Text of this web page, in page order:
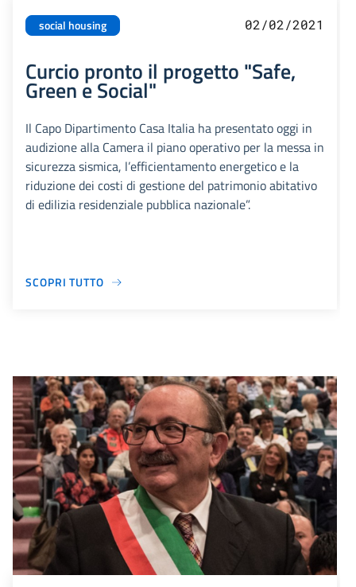
social housing 02/02/2021
Curcio pronto il progetto "Safe,
Green e Social"
Il Capo Dipartimento Casa Italia ha presentato oggi in
audizione alla Camera il piano operativo per la messa in
sicurezza sismica, l’efficientamento energetico e la
riduzione dei costi di gestione del patrimonio abitativo
di edilizia residenziale pubblica nazionale”.
SCOPRI TUTTO